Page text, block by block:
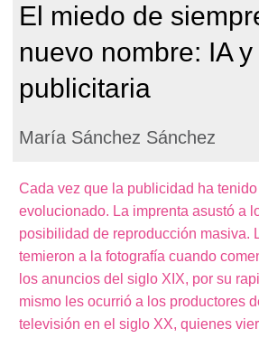
El miedo de
nuevo nombre: IA
publicitaria
María Sánchez Sánchez
Cada vez que la publicidad ha
evolucionado. La imprenta asustó a
posibilidad de reproducción masiva.
temieron a la fotografía cuando
los anuncios del siglo XIX, por su
mismo les ocurrió a los productores
televisión en el siglo XX, quienes